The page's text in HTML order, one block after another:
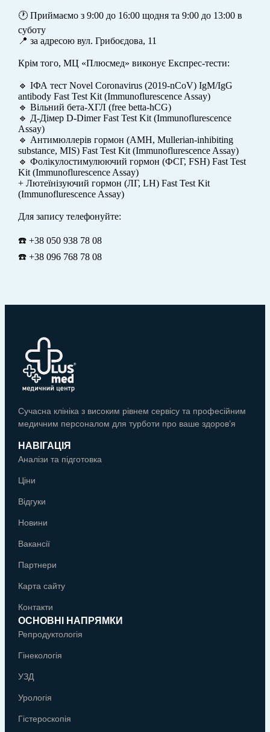
🕐 Приймаємо з 9:00 до 16:00 щодня та 9:00 до 13:00 в
суботу
📍 за адресою вул. Грибоєдова, 11
Крім того, МЦ «Плюсмед» виконує Експрес-тести:
🔹 ІФА тест Novel Coronavirus (2019-nCoV) IgM/IgG
antibody Fast Test Kit (Immunoflurescence Assay)
🔹 Вільний бета-ХГЛ (free betta-hCG)
🔹 Д-Дімер D-Dimer Fast Test Kit (Immunoflurescence
Assay)
🔹 Антимюллерів гормон (AMH, Mullerian-inhibiting
substance, MIS) Fast Test Kit (Immunoflurescence Assay)
🔹 Фолікулостимулюючий гормон (ФСГ, FSH) Fast Test
Kit (Immunoflurescence Assay)
+ Лютеїнізуючий гормон (ЛГ, LH) Fast Test Kit
(Immunoflurescence Assay)
Для запису телефонуйте:
☎️ +38 050 938 78 08
☎️ +38 096 768 78 08
Сучасна клініка з високим рівнем сервісу та професійним
медичним персоналом для турботи про ваше здоров’я
НАВІГАЦІЯ
Аналізи та підготовка
Ціни
Відгуки
Новини
Вакансії
Партнери
Карта сайту
Контакти
ОСНОВНІ НАПРЯМКИ
Репродуктологія
Гінекологія
УЗД
Урологія
Гістероскопія